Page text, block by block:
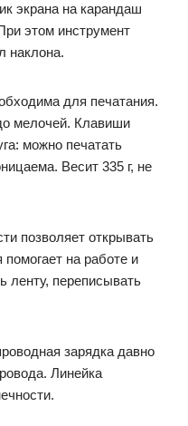
экрана на карандаш
этом инструмент
наклона.
для печатания.
мелочей. Клавиши
можно печатать
Весит 335 г, не
позволяет открывать
на работе и
ленту, переписывать
зарядка давно
Линейка